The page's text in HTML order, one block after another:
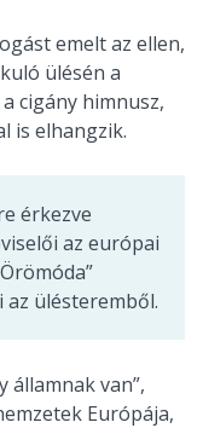
emelt az ellen,
ülésén a
cigány himnusz,
is elhangzik.
érkezve
az európai
ülésteremből.
államnak van”,
Európája,